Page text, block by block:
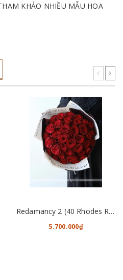
KHẢO NHIỀU MẪU HOA
Redamancy 2 (40 Rhodes Roses)
5.700.000₫